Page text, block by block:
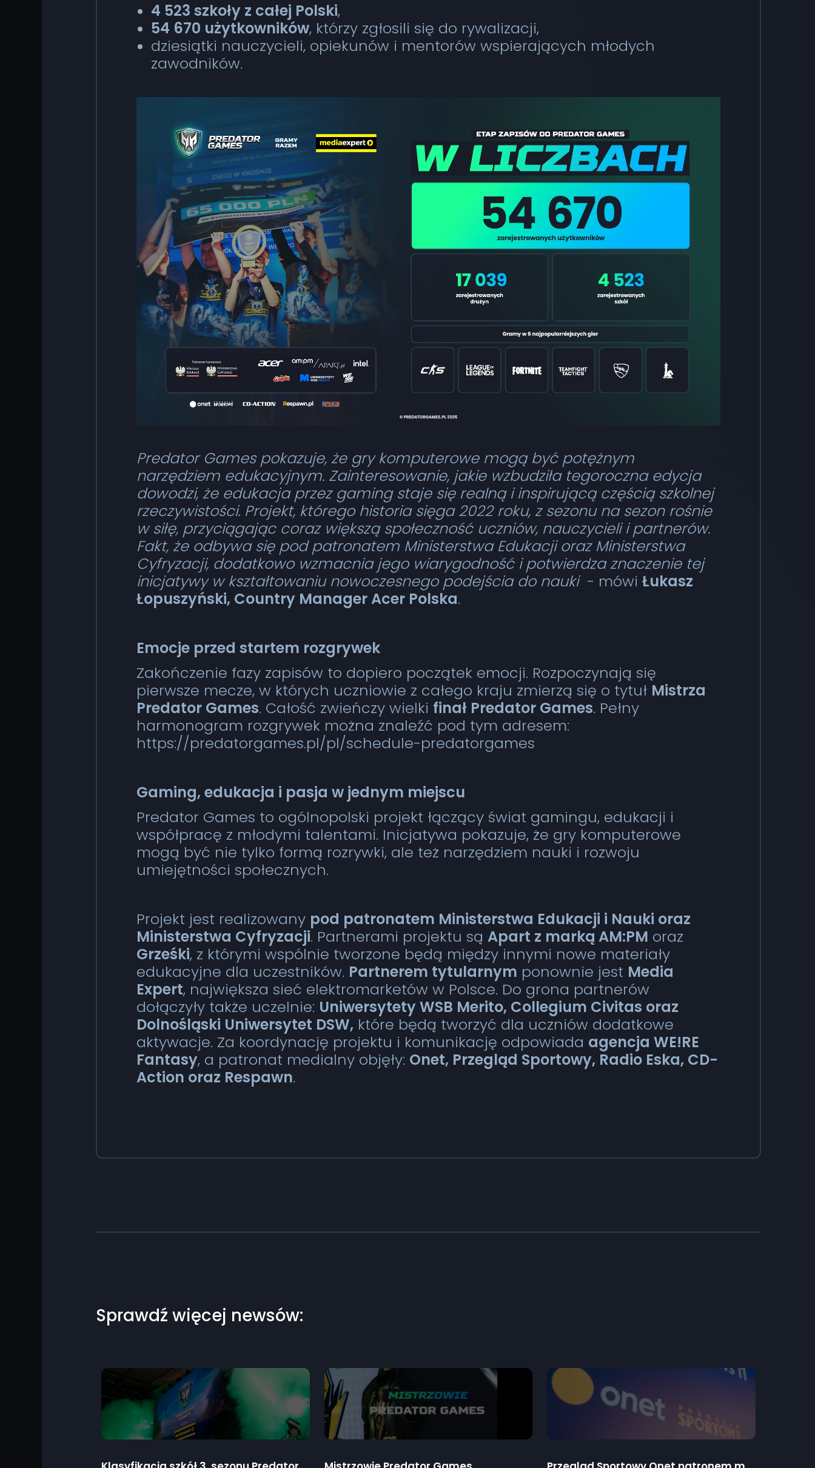
4 523 szkoły z całej Polski,
54 670 użytkowników, którzy zgłosili się do rywalizacji,
dziesiątki nauczycieli, opiekunów i mentorów wspierających młodych
zawodników.
Predator Games pokazuje, że gry komputerowe mogą być potężnym
narzędziem edukacyjnym. Zainteresowanie, jakie wzbudziła tegoroczna edycja
dowodzi, że edukacja przez gaming staje się realną i inspirującą częścią szkolnej
rzeczywistości. Projekt, którego historia sięga 2022 roku, z sezonu na sezon rośnie
w siłę, przyciągając coraz większą społeczność uczniów, nauczycieli i partnerów.
Fakt, że odbywa się pod patronatem Ministerstwa Edukacji oraz Ministerstwa
Cyfryzacji, dodatkowo wzmacnia jego wiarygodność i potwierdza znaczenie tej
inicjatywy w kształtowaniu nowoczesnego podejścia do nauki- mówiŁukasz
Łopuszyński, Country Manager Acer Polska.
Emocje przed startem rozgrywek
Zakończenie fazy zapisów to dopiero początek emocji. Rozpoczynają się
pierwsze mecze, w których uczniowie z całego kraju zmierzą się o tytuł Mistrza
Predator Games. Całość zwieńczy wielki finał Predator Games. Pełny
harmonogram rozgrywek można znaleźć pod tym adresem:
https://predatorgames.pl/pl/schedule-predatorgames
Gaming, edukacja i pasja w jednym miejscu
Predator Games to ogólnopolski projekt łączący świat gamingu, edukacji i
współpracę z młodymi talentami. Inicjatywa pokazuje, że gry komputerowe
mogą być nie tylko formą rozrywki, ale też narzędziem nauki i rozwoju
umiejętności społecznych.
Projekt jest realizowany pod patronatem Ministerstwa Edukacji i Nauki oraz
Ministerstwa Cyfryzacji. Partnerami projektu sąApart z marką AM:PM oraz
Grześki, z którymi wspólnie tworzone będą między innymi nowe materiały
edukacyjne dla uczestników. Partnerem tytularnym ponownie jest Media
Expert, największa sieć elektromarketów w Polsce. Do grona partnerów
dołączyły także uczelnie: Uniwersytety WSB Merito, Collegium Civitas oraz
Dolnośląski Uniwersytet DSW, które będą tworzyć dla uczniów dodatkowe
aktywacje. Za koordynację projektu i komunikację odpowiada agencja WE!RE
Fantasy, a patronat medialny objęły: Onet, Przegląd Sportowy, Radio Eska, CD-
Action oraz Respawn.
Sprawdź więcej newsów: